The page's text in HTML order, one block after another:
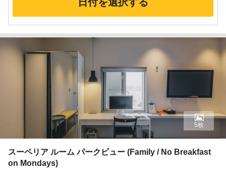
スーペリア ルーム パークビュー (Family / No Breakfast
on Mondays)
5枚